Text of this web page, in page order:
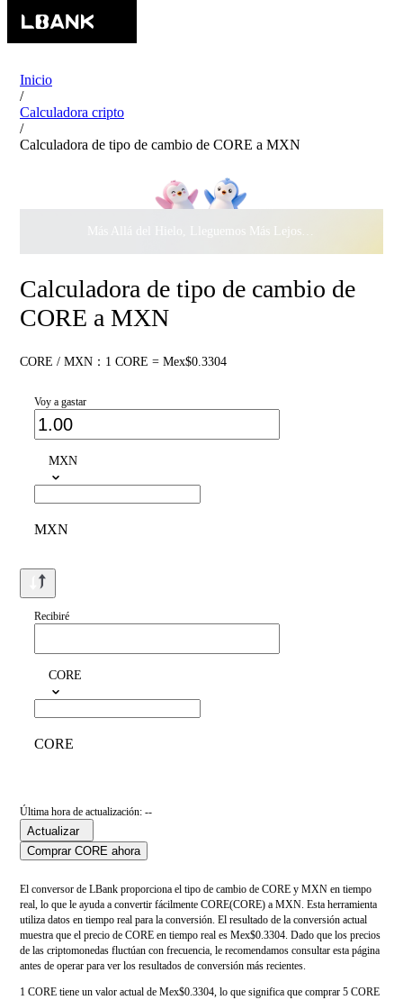
Inicio
/
Calculadora cripto
/
Calculadora de tipo de cambio de CORE a MXN
Más Allá del Hielo, Lleguemos Más Lejos Juntos ·
Calculadora de tipo de cambio de
CORE a MXN
CORE / MXN：1 CORE = Mex$0.3304
Voy a gastar
MXN
MXN
Recibiré
CORE
CORE
Última hora de actualización: --
Actualizar
Comprar CORE ahora
El conversor de LBank proporciona el tipo de cambio de CORE y MXN en tiempo
real, lo que le ayuda a convertir fácilmente CORE(CORE) a MXN. Esta herramienta
utiliza datos en tiempo real para la conversión. El resultado de la conversión actual
muestra que el precio de CORE en tiempo real es Mex$0.3304. Dado que los precios
de las criptomonedas fluctúan con frecuencia, le recomendamos consultar esta página
antes de operar para ver los resultados de conversión más recientes.
1 CORE tiene un valor actual de Mex$0.3304, lo que significa que comprar 5 CORE